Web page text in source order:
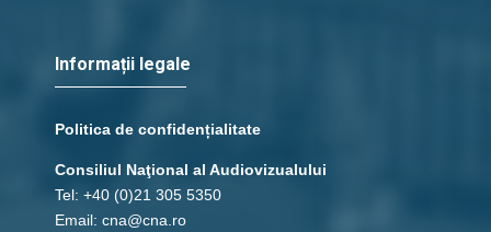
Informații legale
Politica de confidențialitate
Consiliul Naţional al Audiovizualului
Tel: +40 (0)21 305 5350
Email: cna@cna.ro